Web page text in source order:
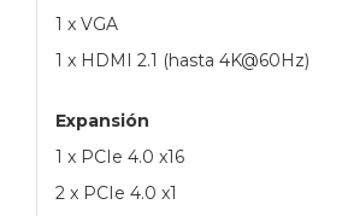
1 x VGA
1 x HDMI 2.1 (hasta 4K@60Hz)
Expansión
1 x PCIe 4.0 x16
2 x PCIe 4.0 x1